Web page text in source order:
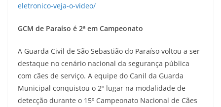
eletronico-veja-o-video/
GCM de Paraíso é 2ª em Campeonato
A Guarda Civil de São Sebastião do Paraíso voltou a ser
destaque no cenário nacional da segurança pública
com cães de serviço. A equipe do Canil da Guarda
Municipal conquistou o 2º lugar na modalidade de
detecção durante o 15º Campeonato Nacional de Cães